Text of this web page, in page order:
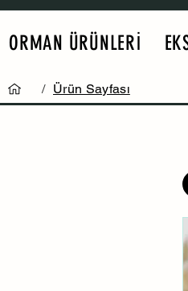
ORMAN ÜRÜNLERİ
/ Ürün Sayfası